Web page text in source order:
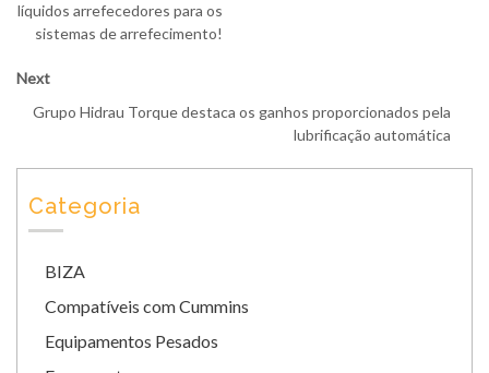
líquidos arrefecedores para os
sistemas de arrefecimento!
Next
Grupo Hidrau Torque destaca os ganhos proporcionados pela
lubrificação automática
Categoria
BIZA
Compatíveis com Cummins
Equipamentos Pesados